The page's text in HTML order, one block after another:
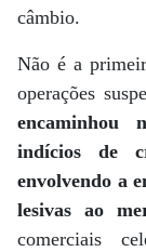
câmbio.
Não é a
operações
encaminhou
indícios de
envolvendo a
lesivas ao
comerciais